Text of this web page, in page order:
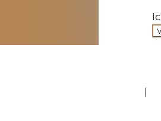
|